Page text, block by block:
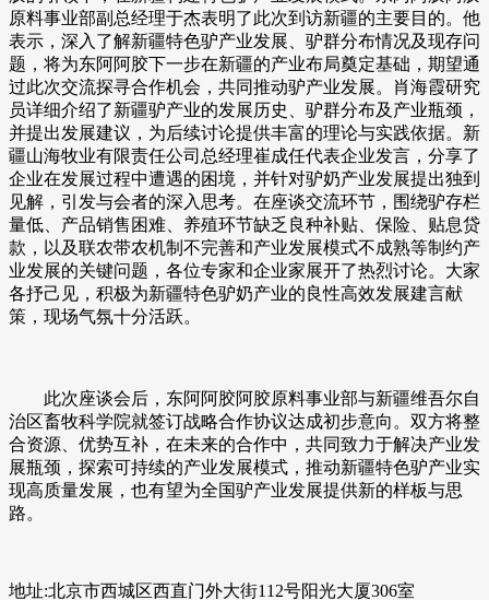
原料事业部副总经理于杰表明了此次到访新疆的主要目的。他
表示，深入了解新疆特色驴产业发展、驴群分布情况及现存问
题，将为东阿阿胶下一步在新疆的产业布局奠定基础，期望通
过此次交流探寻合作机会，共同推动驴产业发展。肖海霞研究
员详细介绍了新疆驴产业的发展历史、驴群分布及产业瓶颈，
并提出发展建议，为后续讨论提供丰富的理论与实践依据。新
疆山海牧业有限责任公司总经理崔成任代表企业发言，分享了
企业在发展过程中遭遇的困境，并针对驴奶产业发展提出独到
见解，引发与会者的深入思考。在座谈交流环节，围绕驴存栏
量低、产品销售困难、养殖环节缺乏良种补贴、保险、贴息贷
款，以及联农带农机制不完善和产业发展模式不成熟等制约产
业发展的关键问题，各位专家和企业家展开了热烈讨论。大家
各抒己见，积极为新疆特色驴奶产业的良性高效发展建言献
策，现场气氛十分活跃。
此次座谈会后，东阿阿胶阿胶原料事业部与新疆维吾尔自
治区畜牧科学院就签订战略合作协议达成初步意向。双方将整
合资源、优势互补，在未来的合作中，共同致力于解决产业发
展瓶颈，探索可持续的产业发展模式，推动新疆特色驴产业实
现高质量发展，也有望为全国驴产业发展提供新的样板与思
路。
地址:北京市西城区西直门外大街112号阳光大厦306室